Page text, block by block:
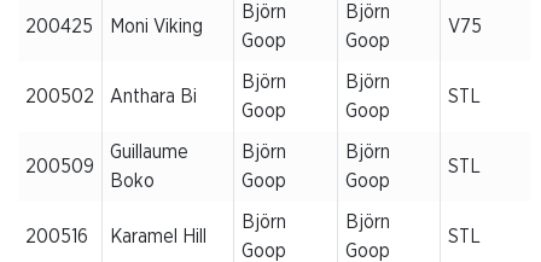
200425 Moni Viking
Björn
Goop
Björn
Goop
V75
200502 Anthara Bi
Björn
Goop
Björn
Goop
STL
200509
Guillaume
Boko
Björn
Goop
Björn
Goop
STL
200516 Karamel Hill
Björn
Goop
Björn
Goop
STL